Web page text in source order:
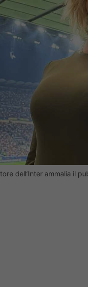
dell’Inter ammalia il